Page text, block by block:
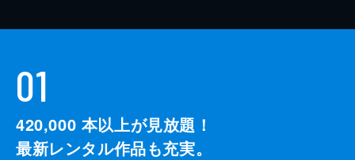
01
420,000 本以上が見放題！
最新レンタル作品も充実。